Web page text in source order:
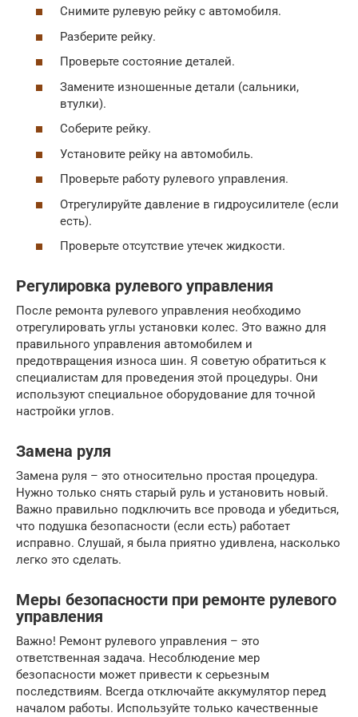
Снимите рулевую рейку с автомобиля.
Разберите рейку.
Проверьте состояние деталей.
Замените изношенные детали (сальники,
втулки).
Соберите рейку.
Установите рейку на автомобиль.
Проверьте работу рулевого управления.
Отрегулируйте давление в гидроусилителе (если
есть).
Проверьте отсутствие утечек жидкости.
Регулировка рулевого управления
После ремонта рулевого управления необходимо
отрегулировать углы установки колес. Это важно для
правильного управления автомобилем и
предотвращения износа шин. Я советую обратиться к
специалистам для проведения этой процедуры. Они
используют специальное оборудование для точной
настройки углов.
Замена руля
Замена руля – это относительно простая процедура.
Нужно только снять старый руль и установить новый.
Важно правильно подключить все провода и убедиться,
что подушка безопасности (если есть) работает
исправно. Слушай, я была приятно удивлена, насколько
легко это сделать.
Меры безопасности при ремонте рулевого
управления
Важно! Ремонт рулевого управления – это
ответственная задача. Несоблюдение мер
безопасности может привести к серьезным
последствиям. Всегда отключайте аккумулятор перед
началом работы. Используйте только качественные